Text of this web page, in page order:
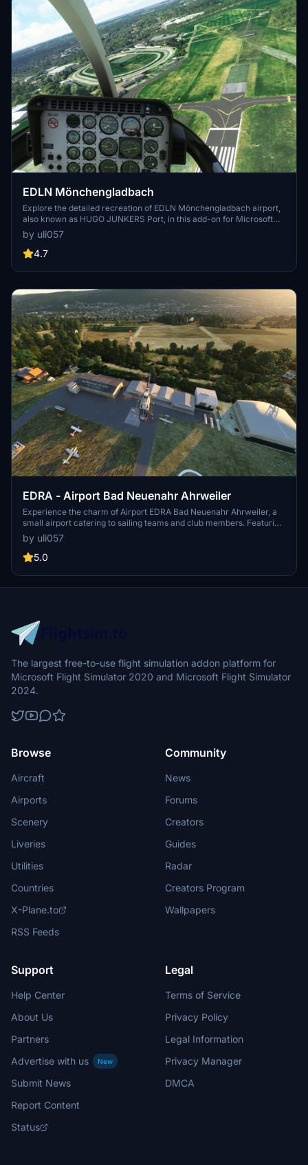
EDLN Mönchengladbach
Explore the detailed recreation of EDLN Mönchengladbach airport,
also known as HUGO JUNKERS Port, in this add-on for Microsoft
Flight Simulator. This scenery requires the JU52 Payware to see
the aircraft at the hangar. Make sure to run this add-on with MSFS
Version 1.29.30.x and follow the new file structure for easy
by uli057
4.7
EDRA - Airport Bad Neuenahr Ahrweiler
Experience the charm of Airport EDRA Bad Neuenahr Ahrweiler, a
small airport catering to sailing teams and club members. Featuring
custom start aircraft for sailplanes, this new version offers
enhanced structures at the Community Folder. Dont forget to delete
old Flydata versions before installation!
by uli057
5.0
The largest free-to-use flight simulation addon platform for
Microsoft Flight Simulator 2020 and Microsoft Flight Simulator
2024.
Browse
Aircraft
Airports
Scenery
Liveries
Utilities
Countries
X-Plane.to
RSS Feeds
Community
News
Forums
Creators
Guides
Radar
Creators Program
Wallpapers
Support
Help Center
About Us
Partners
Advertise with us
New
Submit News
Report Content
Status
Legal
Terms of Service
Privacy Policy
Legal Information
Privacy Manager
DMCA